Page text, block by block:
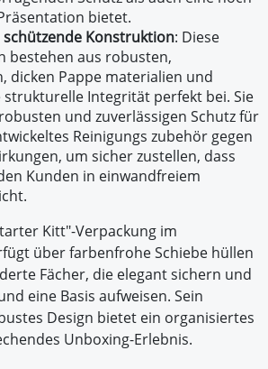
bietet.
Konstruktion: Diese
bestehen aus robusten,
dicken Pappe materialien und
Integrität perfekt bei. Sie
und zuverlässigen Schutz für
Reinigungs zubehör gegen
um sicher zustellen, dass
Kunden in einwandfreiem
Kitt"-Verpackung im
über farbenfrohe Schiebe hüllen
Fächer, die elegant sichern und
eine Basis aufweisen. Sein
Design bietet ein organisiertes
Unboxing-Erlebnis.